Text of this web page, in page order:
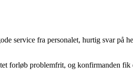
service fra personalet, hurtig svar på
forløb problemfrit, og konfirmanden